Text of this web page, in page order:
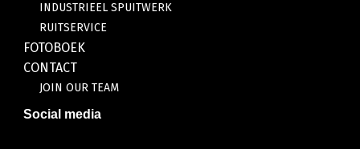
INDUSTRIEEL SPUITWERK
RUITSERVICE
FOTOBOEK
CONTACT
JOIN OUR TEAM
Social media